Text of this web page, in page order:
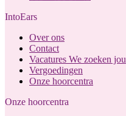
IntoEars
Over ons
Contact
Vacatures We zoeken jou
Vergoedingen
Onze hoorcentra
Onze hoorcentra